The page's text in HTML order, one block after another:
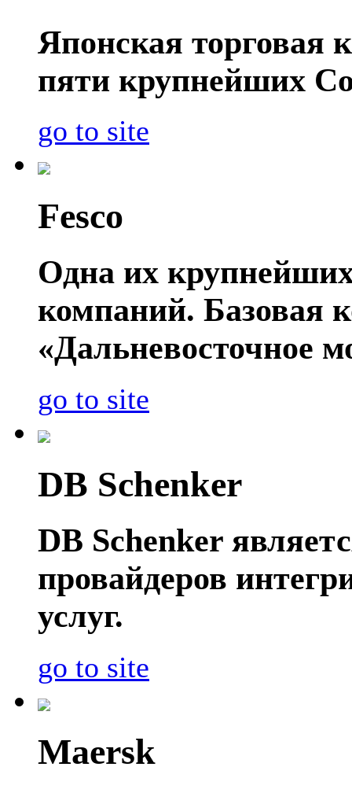
Японская торговая
пяти крупнейших
go to site
Fesco
Одна их
компаний. Базовая
«Дальневосточное
go to site
DB Schenker
DB Schenker
провайдеров
услуг.
go to site
Maersk